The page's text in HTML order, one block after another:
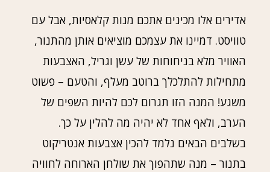
אדירים אלו מכינים אתכם מנות קלאסיות, אבל עם
טוויסט. דמיינו את עצמכם מוציאים אותן מהתנור,
האוויר מלא בניחוחות של עשן וגריל, האצבעות
מתחילות להתלכלך ברוטב מעלף, והטעם – פשוט
משגע! המנה הזו תגרום לכם להיות השפים של
הערב, ולאף אחד לא יהיה מה להלין על כך.
בשלבים הבאים נלמד להכין אצבעות אנטריקוט
בתנור – מנה שתהפוך את שולחן הארוחה לחוויה